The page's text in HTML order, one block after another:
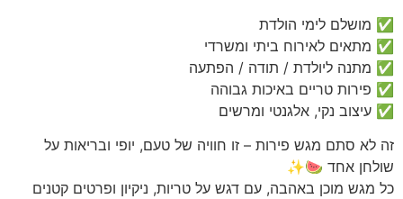
✅ מושלם לימי הולדת
✅ מתאים לאירוח ביתי ומשרדי
✅ מתנה ליולדת / תודה / הפתעה
✅ פירות טריים באיכות גבוהה
✅ עיצוב נקי, אלגנטי ומרשים
זה לא סתם מגש פירות – זו חוויה של טעם, יופי ובריאות על
שולחן אחד 🍉✨
כל מגש מוכן באהבה, עם דגש על טריות, ניקיון ופרטים קטנים